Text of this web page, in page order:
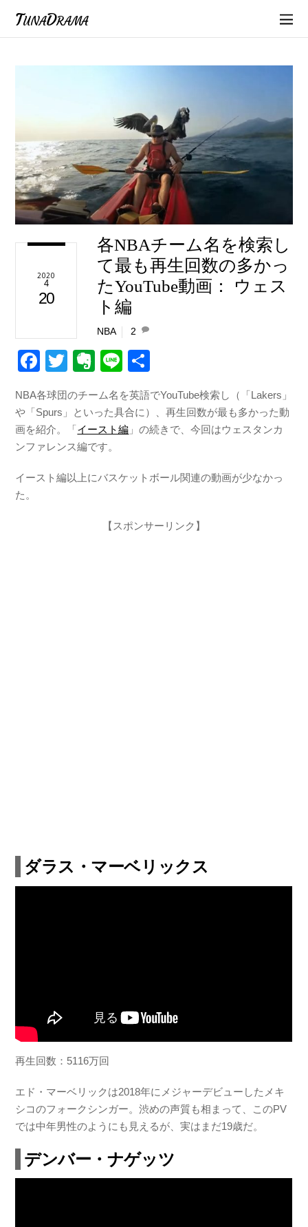
TunaDrama
2020
4
20
各NBAチーム名を検索し
て最も再生回数の多かっ
たYouTube動画： ウェス
ト編
NBA 2
F
c
e
b
o
T
tt
er
E
er
n
ot
e
Li
e
NBA各球団のチーム名を英語でYouTube検索し（「Lakers」
や「Spurs」といった具合に）、再生回数が最も多かった動
画を紹介。「イースト編 」の続きで、今回はウェスタンカ
ンファレンス編です。
イースト編以上にバスケットボール関連の動画が少なかっ
た。
【スポンサーリンク】
ダラス・マーベリックス
再生回数：5116万回
エド・マーベリックは2018年にメジャーデビューしたメキ
シコのフォークシンガー。渋めの声質も相まって、このPV
では中年男性のようにも見えるが、実はまだ19歳だ。
デンバー・ナゲッツ